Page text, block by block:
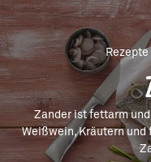
Rezepte
Zander ist fettarm
Weißwein, Kräutern und